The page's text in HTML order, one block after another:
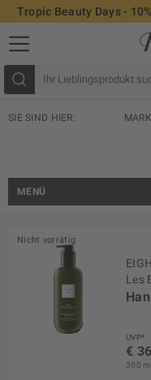
Tropic Beauty Days -
SIE SIND HIER:
MENÜ
Nicht vorrätig
Les
UVP*
€
300